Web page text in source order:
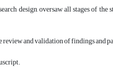
design, oversaw all stages of
and validation of findings and